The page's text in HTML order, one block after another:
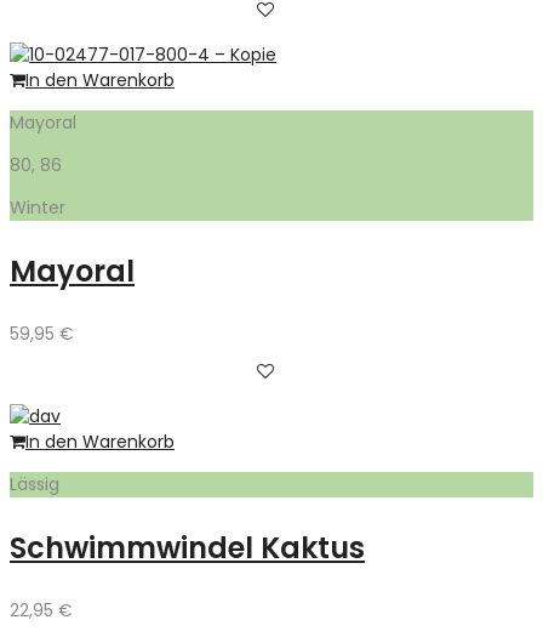
In den Warenkorb
Mayoral
80, 86
Winter
Mayoral
59,95 €
In den Warenkorb
Lässig
Schwimmwindel Kaktus
22,95 €